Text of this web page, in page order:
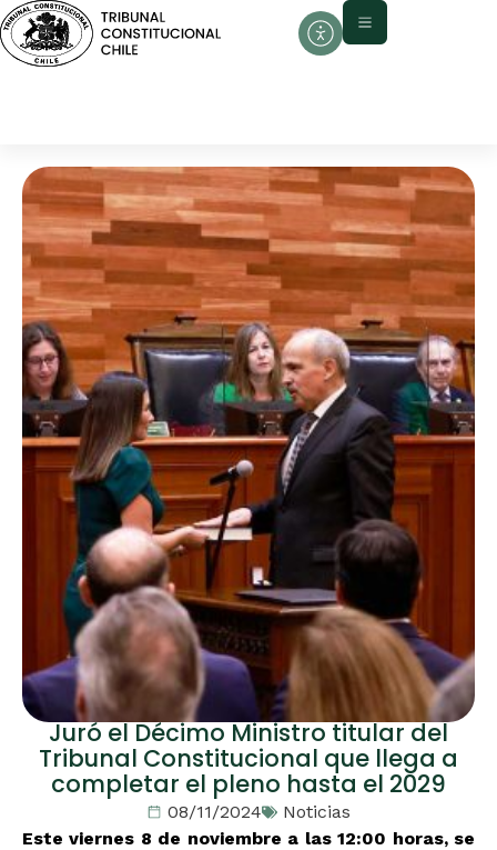
Juró el Décimo Ministro titular del
Tribunal Constitucional que llega a
completar el pleno hasta el 2029
08/11/2024
Noticias
Este viernes 8 de noviembre a las 12:00 horas, se